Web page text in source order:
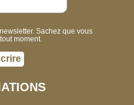
Sachez que vous
moment.